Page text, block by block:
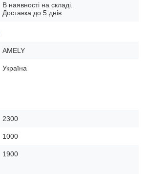
В наявності на складі.
Доставка до 5 днів
AMELY
Україна
2300
1000
1900